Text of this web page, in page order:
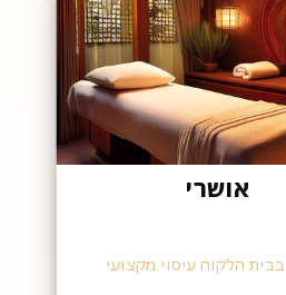
אושרי
הלקוח עיסוי מקצועי